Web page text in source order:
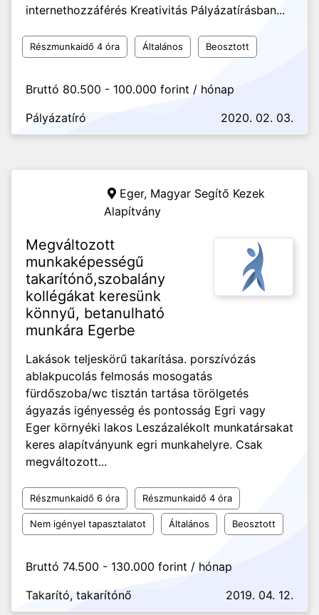
internethozzáférés Kreativitás Pályázatírásban...
Részmunkaidő 4 óra Általános Beosztott
Bruttó 80.500 - 100.000 forint / hónap
Pályázatíró
2020. 02. 03.
Eger, Magyar Segítő Kezek
Alapítvány
Megváltozott
munkaképességű
takarítónő,szobalány
kollégákat keresünk
könnyű, betanulható
munkára Egerbe
Lakások teljeskörű takarítása. porszívózás
ablakpucolás felmosás mosogatás
fürdőszoba/wc tisztán tartása törölgetés
ágyazás igényesség és pontosság Egri vagy
Eger környéki lakos Leszázalékolt munkatársakat
keres alapítványunk egri munkahelyre. Csak
megváltozott...
Részmunkaidő 6 óra Részmunkaidő 4 óra
Nem igényel tapasztalatot Általános Beosztott
Bruttó 74.500 - 130.000 forint / hónap
Takarító, takarítónő
2019. 04. 12.